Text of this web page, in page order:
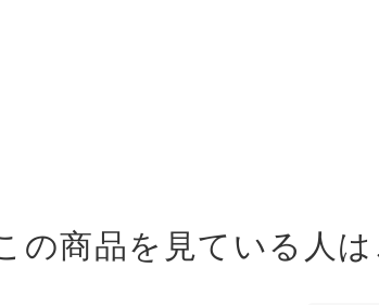
の商品を見ている人は